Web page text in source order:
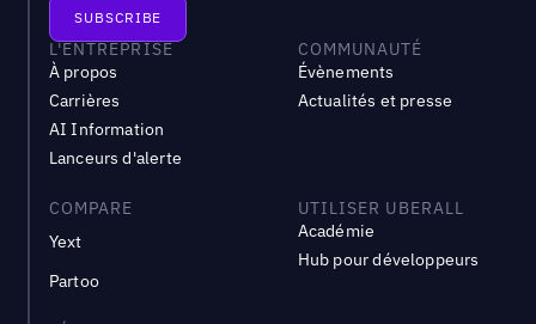
L'ENTREPRISE
À propos
Carrières
AI Information
Lanceurs d'alerte
COMMUNAUTÉ
Évènements
Actualités et presse
COMPARE
Yext
Partoo
UTILISER UBERALL
Académie
Hub pour développeurs